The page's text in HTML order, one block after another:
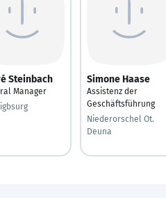
Steinbach
Manager
Simone Haase
Assistenz der
Geschäftsführung
Niederorschel Ot.
Deuna